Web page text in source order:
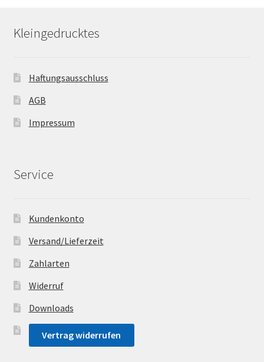
Kleingedrucktes
Haftungsausschluss
AGB
Impressum
Service
Kundenkonto
Versand/Lieferzeit
Zahlarten
Widerruf
Downloads
Vertrag widerrufen